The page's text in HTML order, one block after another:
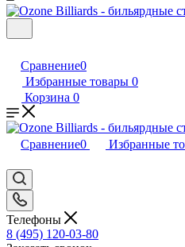
Сравнение0
Избранные товары 0
Корзина 0
Сравнение0 Избранные
Телефоны
8 (495) 120-03-80